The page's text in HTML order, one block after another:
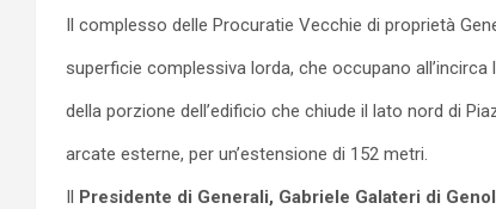
Il complesso delle Procuratie Vecchie di proprietà
superficie complessiva lorda, che occupano all’incirca
della porzione dell’edificio che chiude il lato nord di
arcate esterne, per un’estensione di 152 metri.
Il Presidente di Generali, Gabriele Galateri di